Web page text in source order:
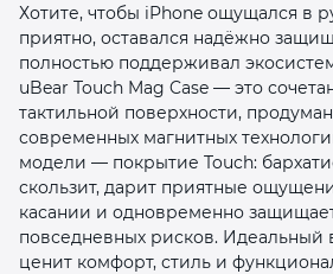
Хотите, чтобы iPhone ощущался в
приятно, оставался надёжно
полностью поддерживал
uBear Touch Mag Case — это
тактильной поверхности,
современных магнитных
модели — покрытие Touch:
скользит, дарит приятные
касании и одновременно
повседневных рисков. Идеальный
ценит комфорт, стиль и